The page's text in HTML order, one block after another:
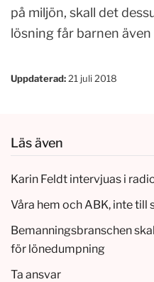
på miljön, skall det
lösning får barnen
Uppdaterad: 21 juli 2018
Läs även
Karin Feldt intervjuas i
Våra hem och ABK, inte till
Bemanningsbranschen
för lönedumpning
Ta ansvar